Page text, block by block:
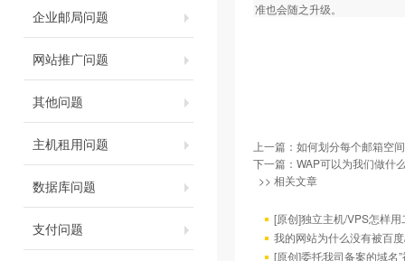
企业邮局问题
网站推广问题
其他问题
主机租用问题
数据库问题
支付问题
准也会随之升级。
上一篇： 如何划分每个邮箱空
下一篇： WAP可以为我们做什
>> 相关文章
[原创]独立主机/VPS怎样
我的网站为什么没有被百
[原创]委托我司备案的域名